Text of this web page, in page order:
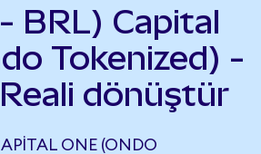
BRL) Capital
Tokenized) -
dönüştür
ONE (ONDO